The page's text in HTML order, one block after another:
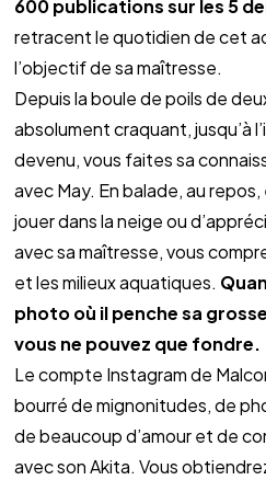
600 publications sur les 5
retracent le quotidien de cet
l’objectif de sa maîtresse.
Depuis la boule de poils de
absolument craquant, jusqu’à
devenu, vous faites sa
avec May. En balade, au
jouer dans la neige ou
avec sa maîtresse, vous
et les milieux aquatiques.
photo où il penche sa
vous ne pouvez que fondre.
Le compte Instagram de
bourré de mignonitudes, de
de beaucoup d’amour et de
avec son Akita. Vous